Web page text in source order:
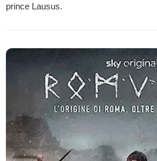
prince Lausus.